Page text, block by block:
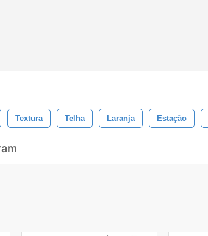
Textura Telha Laranja Estação